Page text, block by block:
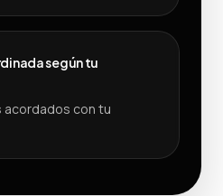
según tu
acordados con tu